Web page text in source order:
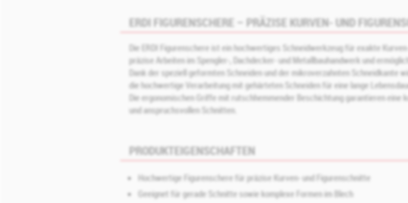
ERDI FIGURENSCHERE – PRÄZISE KURVEN- UND
Die ERDI Figurenschere ist ein hochwertiges Schneidwerkzeug für exakte
präzise Arbeiten im Spengler‑, Dachdecker‑ und Metallbauhandwerk und
Dank der speziell geformten Schneiden und der mikroverzahnten
die hochwertige Verarbeitung mit gehärteten Schneiden für eine lange
Die ergonomischen Griffe mit rutschhemmender Beschichtung garantieren
und anspruchsvollen Schnitten.
PRODUKTEIGENSCHAFTEN
Hochwertige Figurenschere für präzise Kurven‑ und Figurenschnitte
Geeignet für gerade Schnitte sowie komplexe Formen im Blech